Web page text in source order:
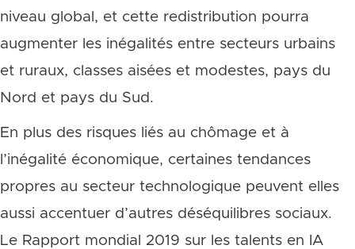
niveau global, et cette redistribution pourra
augmenter les inégalités entre secteurs urbains
et ruraux, classes aisées et modestes, pays du
Nord et pays du Sud.
En plus des risques liés au chômage et à
l’inégalité économique, certaines tendances
propres au secteur technologique peuvent elles
aussi accentuer d’autres déséquilibres sociaux.
Le Rapport mondial 2019 sur les talents en IA